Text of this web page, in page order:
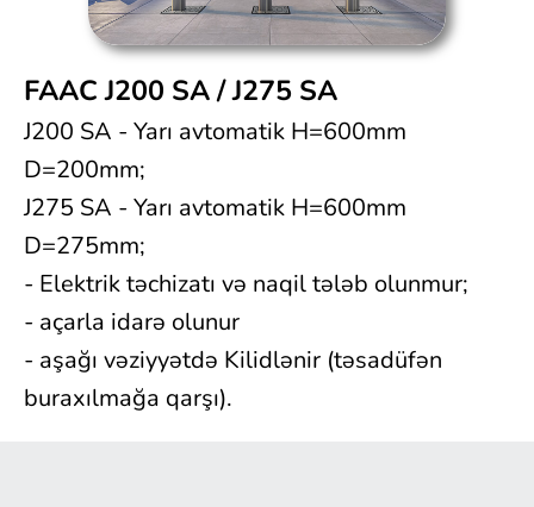
FAAC J200 SA / J275 SA
J200 SA - Yarı avtomatik H=600mm
D=200mm;
J275 SA - Yarı avtomatik H=600mm
D=275mm;
- Elektrik təchizatı və naqil tələb olunmur;
- açarla idarə olunur
- aşağı vəziyyətdə Kilidlənir (təsadüfən
buraxılmağa qarşı).